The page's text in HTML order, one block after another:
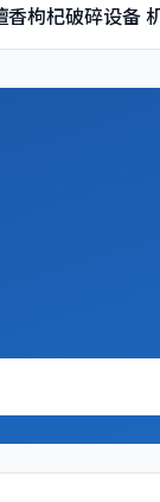
枸杞破碎设备